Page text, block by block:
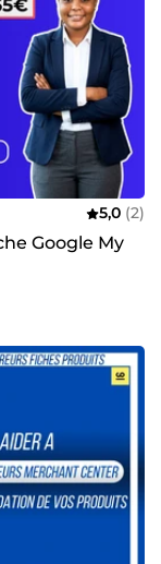
5,0 (2)
Google My